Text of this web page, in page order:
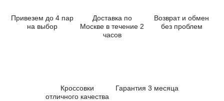
Привезем до 4 пар
на выбор
Доставка по
Москве в течение 2
часов
Возврат и обмен
без проблем
Кроссовки
отличного качества
Гарантия 3 месяца